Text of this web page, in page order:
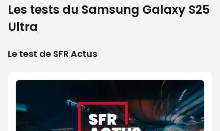
Les tests du Samsung Galaxy S25
Ultra
Le test de SFR Actus